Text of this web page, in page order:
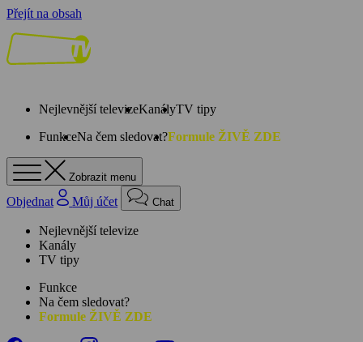
Přejít na obsah
Nejlevnější televizeKanályTV tipy
FunkceNa čem sledovat?Formule ŽIVĚ ZDE
Zobrazit menu
Objednat Můj účet Chat
Nejlevnější televize
Kanály
TV tipy
Funkce
Na čem sledovat?
Formule ŽIVĚ ZDE